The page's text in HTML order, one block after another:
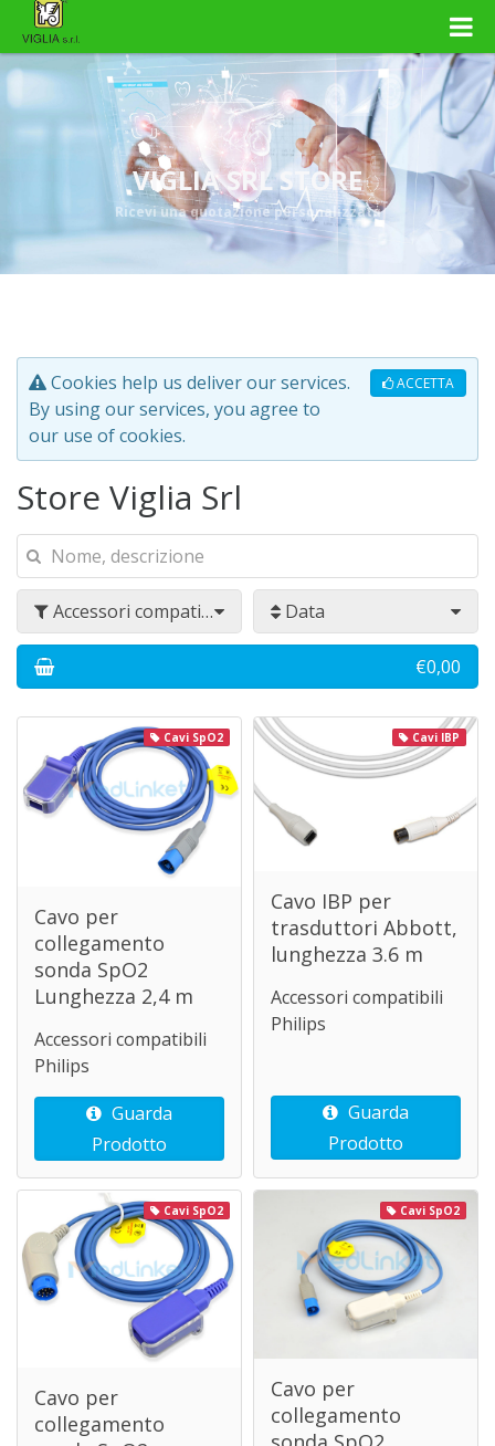
VIGLIA SRL STORE
Ricevi una quotazione personalizzata
ACCETTA
Cookies help us deliver our services.
By using our services, you agree to
our use of cookies.
Store Viglia Srl
Accessori compatibili Philips Data
€0,00
Cavi SpO2
Cavo per
collegamento
sonda SpO2
Lunghezza 2,4 m
Accessori compatibili
Philips
Guarda
Prodotto
Cavi IBP
Cavo IBP per
trasduttori Abbott,
lunghezza 3.6 m
Accessori compatibili
Philips
Guarda
Prodotto
Cavi SpO2
Cavo per
collegamento
Cavi SpO2
Cavo per
collegamento